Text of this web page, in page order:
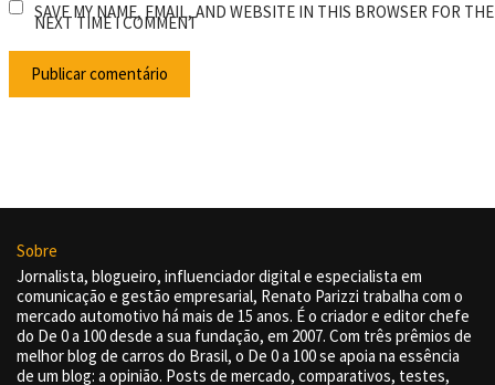
SAVE MY NAME, EMAIL, AND WEBSITE IN THIS BROWSER FOR THE
NEXT TIME I COMMENT
Sobre
Jornalista, blogueiro, influenciador digital e especialista em
comunicação e gestão empresarial, Renato Parizzi trabalha com o
mercado automotivo há mais de 15 anos. É o criador e editor chefe
do De 0 a 100 desde a sua fundação, em 2007. Com três prêmios de
melhor blog de carros do Brasil, o De 0 a 100 se apoia na essência
de um blog: a opinião. Posts de mercado, comparativos, testes,